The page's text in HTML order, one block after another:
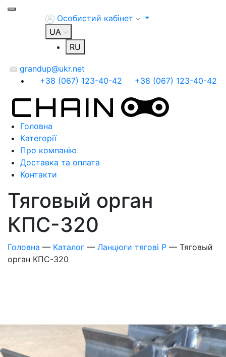
Особистий кабінет
UA
RU
grandup@ukr.net
+38 (067) 123-40-42
+38 (067) 123-40-42
Головна
Категорії
Про компанію
Доставка та оплата
Контакти
Тяговый орган
КПС-320
Головна — Каталог — Ланцюги тягові Р — Тяговый
орган КПС-320